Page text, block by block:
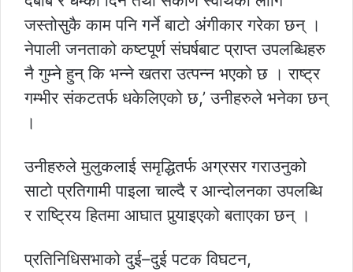
जस्तोसुकै काम पनि गर्ने बाटो अंगीकार गरेका छन् ।
नेपाली जनताको कष्टपूर्ण संघर्षबाट प्राप्त उपलब्धिहरु
नै गुम्ने हुन् कि भन्ने खतरा उत्पन्न भएको छ । राष्ट्र
गम्भीर संकटतर्फ धकेलिएको छ,’ उनीहरुले भनेका छन्
।
उनीहरुले मुलुकलाई समृद्धितर्फ अग्रसर गराउनुको
साटो प्रतिगामी पाइला चाल्दै र आन्दोलनका उपलब्धि
र राष्ट्रिय हितमा आघात पुर्‍याइएको बताएका छन् ।
प्रतिनिधिसभाको दुई–दुई पटक विघटन,